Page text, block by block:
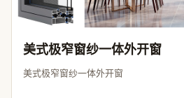
美式极窄窗纱一体外开窗
美式极窄窗纱一体外开窗